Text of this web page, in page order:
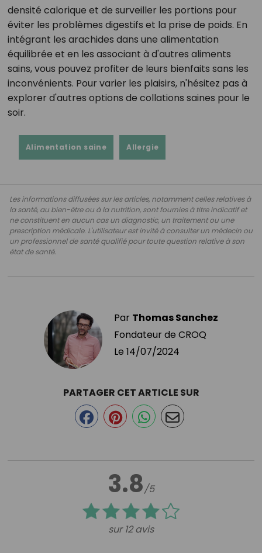
densité calorique et de surveiller les portions pour
éviter les problèmes digestifs et la prise de poids. En
intégrant les arachides dans une alimentation
équilibrée et en les associant à d'autres aliments
sains, vous pouvez profiter de leurs bienfaits sans les
inconvénients. Pour varier les plaisirs, n'hésitez pas à
explorer d'autres options de collations saines pour le
soir.
Alimentation saine Allergie
Les informations diffusées sur les articles, notamment celles relatives à
la santé, au bien-être ou à la nutrition, sont fournies à titre indicatif et
ne constituent en aucun cas un diagnostic, un traitement ou une
prescription médicale. L'utilisateur est invité à consulter un médecin ou
un professionnel de santé qualifié pour toute question relative à son
état de santé.
Par Thomas Sanchez
Fondateur de CROQ
Le 14/07/2024
3.8/5
sur 12 avis
PARTAGER CET ARTICLE SUR